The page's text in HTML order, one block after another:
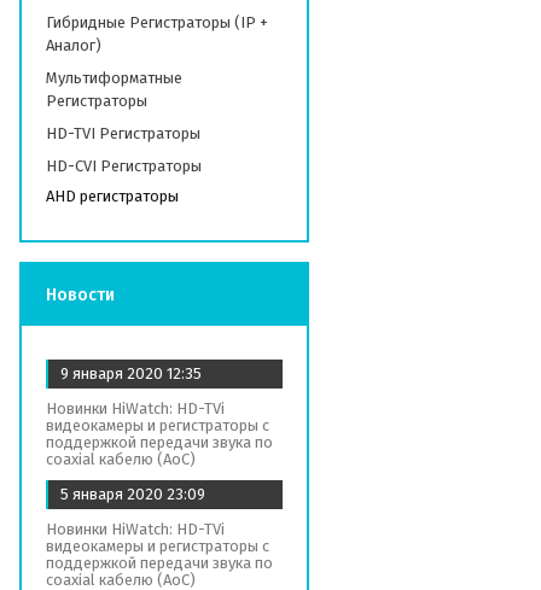
Гибридные Регистраторы (IP +
Аналог)
Мультиформатные
Регистраторы
HD-TVI Регистраторы
HD-CVI Регистраторы
AHD регистраторы
Новости
9 января 2020 12:35
Новинки HiWatch: HD-TVi
видеокамеры и регистраторы с
поддержкой передачи звука по
coaxial кабелю (AoC)
5 января 2020 23:09
Новинки HiWatch: HD-TVi
видеокамеры и регистраторы с
поддержкой передачи звука по
coaxial кабелю (AoC)